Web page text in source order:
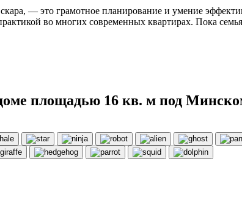
— это грамотное планирование и умение
во многих современных квартирах. Пока
площадью 16 кв. м под